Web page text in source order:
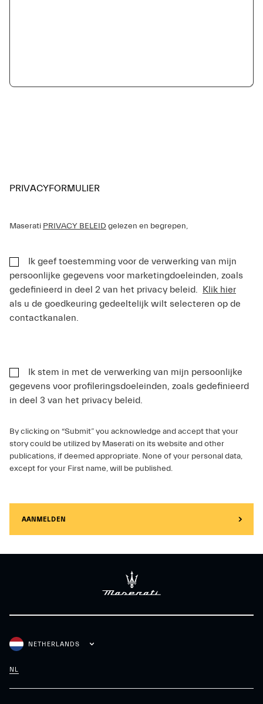
PRIVACYFORMULIER
Maserati PRIVACY BELEID gelezen en begrepen,
Ik geef toestemming voor de verwerking van mijn
persoonlijke gegevens voor marketingdoeleinden, zoals
gedefinieerd in deel 2 van het privacy beleid. Klik hier
als u de goedkeuring gedeeltelijk wilt selecteren op de
contactkanalen.
Ik stem in met de verwerking van mijn persoonlijke
gegevens voor profileringsdoeleinden, zoals gedefinieerd
in deel 3 van het privacy beleid.
By clicking on “Submit” you acknowledge and accept that your
story could be utilized by Maserati on its website and other
publications, if deemed appropriate. None of your personal data,
except for your First name, will be published.
AANMELDEN
NETHERLANDS
NL